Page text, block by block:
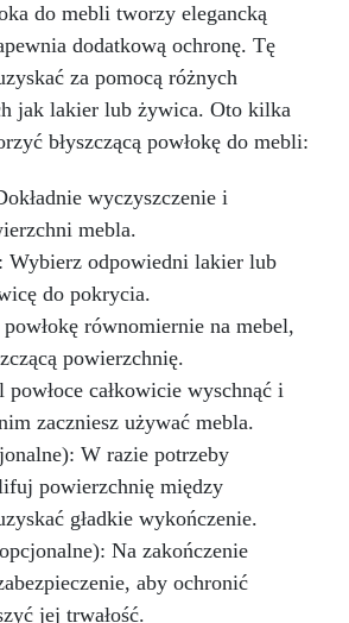
do mebli tworzy elegancką
dodatkową ochronę. Tę
za pomocą różnych
jak lakier lub żywica. Oto kilka
błyszczącą powłokę do mebli:
wyczyszczenie i
mebla.
Wybierz odpowiedni lakier lub
do pokrycia.
równomiernie na mebel,
powierzchnię.
powłoce całkowicie wyschnąć i
zaczniesz używać mebla.
W razie potrzeby
powierzchnię między
gładkie wykończenie.
Na zakończenie
aby ochronić
jej trwałość.